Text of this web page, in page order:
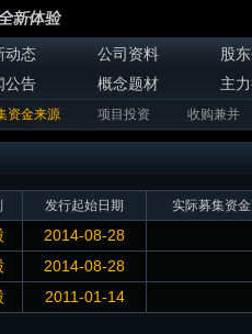
动态 公司资料
股
公告
概念题材 主
资金来源 项目投资 收购兼并
发行起始日期 实际募集资
2014-08-28
2014-08-28
2011-01-14